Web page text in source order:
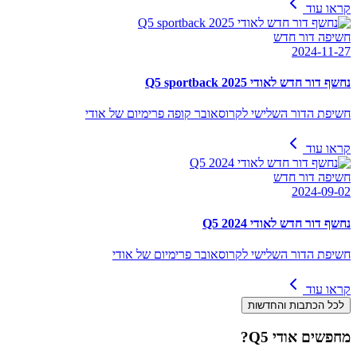
קראו עוד
חשיפה דור חדש
2024-11-27
נחשף דור חדש לאודי Q5 sportback 2025
חשיפת הדור השלישי לקרוסאובר קופה פרימיום של אודי
קראו עוד
חשיפה דור חדש
2024-09-02
נחשף דור חדש לאודי Q5 2024
חשיפת הדור השלישי לקרוסאובר פרימיום של אודי
קראו עוד
לכל הכתבות והחדשות
מחפשים אודי Q5 ?